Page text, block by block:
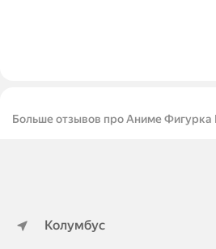
Больше отзывов про Аниме Фигурка
Колумбус